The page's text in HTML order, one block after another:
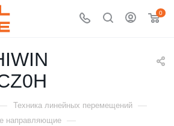
0
Техника линейных перемещений —
направляющие —